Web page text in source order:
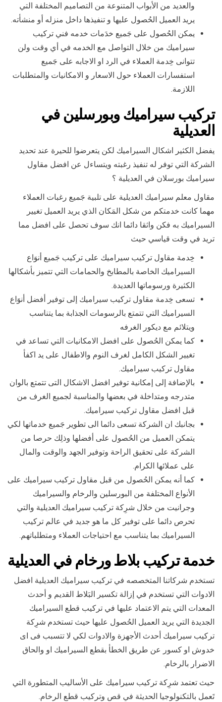
والعديد من الأبواب المتنوعة من التصاميم المختلفة التي
يريد العميل الحُصول عليها و تنفيذها داخل منزله أو منشأته.
يمكن الحُصول على جَميع خدَمات خدمه فني تركيب
سيراميك من خلال التواصل مع الخدمه في أي وقت ولن
تتوانى خِدمة العملاء في الرد او الاجابه على جَميع
استفسارات العملاء حول الاسعار و الامكانيات والمتطلبات
اللازمة.
تركيب سيراميك وبورسلين في
العديلية
يفضل الكثير اشكال السيراميك لكن يتعرضوا للحيرة عند تحديد
الشركة التي توفر له تنفيذ رغبته ويتساءل عن افضل مقاول
سيراميك بورسلان في العديلية ؟
مقاول معلم سيراميك العديلية على تلبية جَميع رغبات العملاء
مهما كانت خدمتكم من شكل المَكان الذي يريد العميل تغيير
السيراميك به فكن واثقا دائما انك سوف تحصل على افضل مما
تريد في وقت قياسي حيث
خِدمة مقاول تركيب سيراميك على تركيب جَميع أنوَاع
السيراميك الخاصة بالمطابخ والحمامات التي تتميز بأشكالها
الكثيرة ورسوماتها العديدة.
تسعى خِدمة مقاول تركيب سيراميك إلى توفير أفضل أنوَاع
السيراميك التي تتمتع بالرسومات الجذابة بما يتناسب
ويتلائم مع ديكور الغرفه
كما يمكن الحُصول على افضل الامكانيات التي تساعد في
تغيير الشكل الكامل لغرف النوم والاطفال على يد اكفأ
مقاول تركيب سيراميك.
بالإضافة إلى إمكانية توفير افضل الاشكال التى تتمتع بالوان
متدرجه ومتداخلة في بعضها والمناسبة لجميع الغرف من
قبل افضل مقاول تركيب سيراميك.
بجانبك ان الشركة تسعى دائما الى تطوير جَميع خدماتها لكي
يتمكن العميل من الحُصول على أفضلها وذلِك حرصا من
الشركة على تحقيق الراحة وتوفير الجهد والوقت والمال
على عملائها الكرام.
كما أنه يمكن الحُصول من قبل مقاول تركيب سيراميك على
الأنواع المختلفة من البورسلين والرخام والسيراميك
وجرانيت من خلال شرِكة تركيب سيراميك العديلية والتي
تحرص دائما على توفير كل ما هو جديد في عالم تركيب
السيراميك بما يتناسب مع احتياجات العملاء ومتطلباتهم.
خدمة تركيب بلاط ورخام في العديلية
تستخدم شركاتنا المتخصصه في تركيب سيراميك العديلية افضل
الادوات التي تستخدم في إزالة تكسير البَلاط القديم و أحدث
المعدات التي يتم الاعتماد عليها في تركيب قطع السيراميك
الجديدة التي يريد العميل الحُصول عليها حيث تستخدم شرِكة
تركيب سيراميك أحدث الأجهزة والادوات لكي لا تتسبب فى اى
خدوش او كسور عن طريق الخطأ بقطع السيراميك او والحاق
الاضرار بالرخام.
حيث تعتمد شرِكة تركيب سيراميك على الأساليب المتطورة التي
تَعمل بالتكنولوجيا الحديثة في قص وتركيب قطع الرخام.